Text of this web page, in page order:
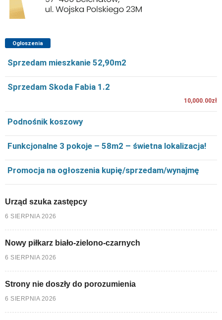
Ogłoszenia
Sprzedam mieszkanie 52,90m2
Sprzedam Skoda Fabia 1.2
10,000.00zł
Podnośnik koszowy
Funkcjonalne 3 pokoje – 58m2 – świetna lokalizacja!
Promocja na ogłoszenia kupię/sprzedam/wynajmę
Urząd szuka zastępcy
6 SIERPNIA 2026
Nowy piłkarz biało-zielono-czarnych
6 SIERPNIA 2026
Strony nie doszły do porozumienia
6 SIERPNIA 2026